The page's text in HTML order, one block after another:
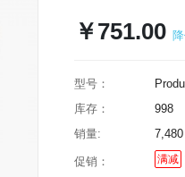
￥751.00
型号：
库存：
998
销量:
7,480
促销： 满减